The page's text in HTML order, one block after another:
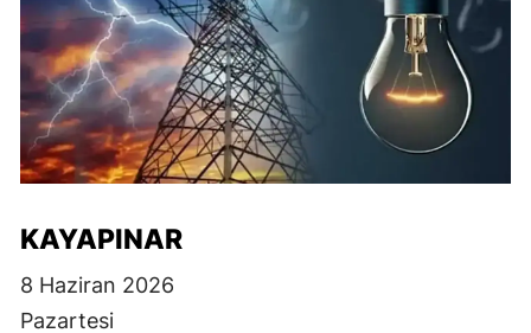
KAYAPINAR
8 Haziran 2026
Pazartesi